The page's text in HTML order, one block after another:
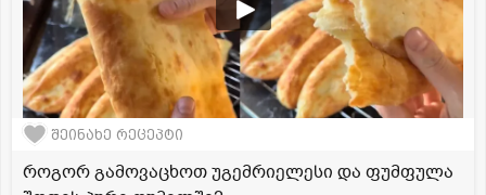
შეინახე რეცეპტი
როგორ გამოვაცხოთ უგემრიელესი და ფუმფულა